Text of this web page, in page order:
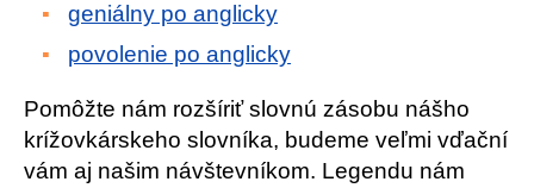
geniálny po anglicky
povolenie po anglicky
Pomôžte nám rozšíriť slovnú zásobu nášho
krížovkárskeho slovníka, budeme veľmi vďační
vám aj našim návštevníkom. Legendu nám